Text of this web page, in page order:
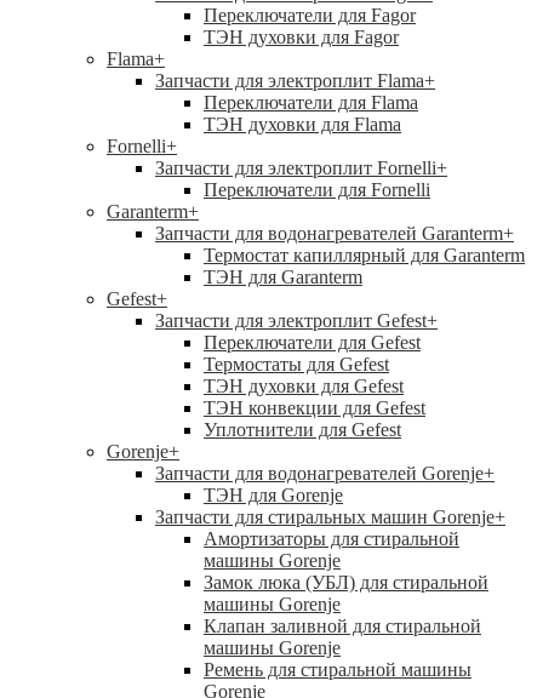
Переключатели для Fagor
ТЭН духовки для Fagor
Flama+
Запчасти для электроплит Flama+
Переключатели для Flama
ТЭН духовки для Flama
Fornelli+
Запчасти для электроплит Fornelli+
Переключатели для Fornelli
Garanterm+
Запчасти для водонагревателей Garanterm+
Термостат капиллярный для Garanterm
ТЭН для Garanterm
Gefest+
Запчасти для электроплит Gefest+
Переключатели для Gefest
Термостаты для Gefest
ТЭН духовки для Gefest
ТЭН конвекции для Gefest
Уплотнители для Gefest
Gorenje+
Запчасти для водонагревателей Gorenje+
ТЭН для Gorenje
Запчасти для стиральных машин Gorenje+
Амортизаторы для стиральной
машины Gorenje
Замок люка (УБЛ) для стиральной
машины Gorenje
Клапан заливной для стиральной
машины Gorenje
Ремень для стиральной машины
Gorenje